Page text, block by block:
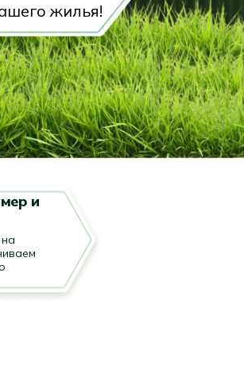
жилья!
и